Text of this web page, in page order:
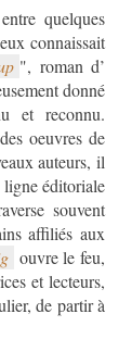
quelques
connaissait
", roman d’
donné
oeuvres de
auteurs, il
ligne éditoriale
souvent
affiliés aux
ouvre le feu,
et lecteurs,
de partir à